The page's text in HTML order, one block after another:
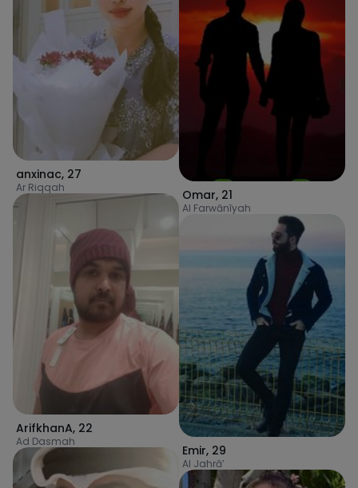
anxinac, 27
Ar Riqqah
ArifkhanA, 22
Ad Dasmah
Omar, 21
Al Farwānīyah
Emir, 29
Al Jahrā’